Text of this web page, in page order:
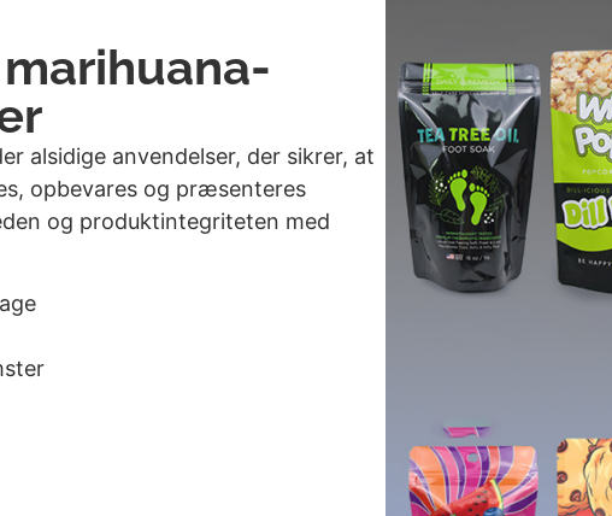
alsidige anvendelser, der sikrer, at
opbevares og præsenteres
og produktintegriteten med